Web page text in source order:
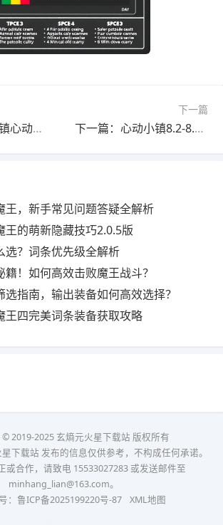
上一篇：心动小镇心动小镇 10月5日每周粉色泡泡家具泡泡位置
下一篇
下一篇：心动小镇8.2-8.8 粉色泡泡位置 家具拼图满愿星
王，新手常见问题答疑全解析
王的萌新隐藏技巧2.0.5版
选？词条优先级全解析
！如何高效击败魔王战斗？
选指南，输出装备如何高效选择？
王四完美词条装备获取攻略
2019-2025 玄熵元火星下载站 版权所有
下载站 发布的信息仅供参考，不构成任何承诺。
或合作，请致电 15533027283 或发送邮件至
minhang_lian@163.com。
： 鲁ICP备2025199220号-87 XML地图